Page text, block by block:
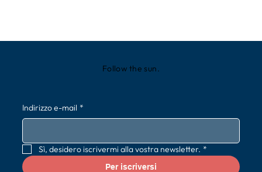
Follow the sun.
Indirizzo e-mail *
Sì, desidero iscrivermi alla vostra newsletter. *
Per iscriversi